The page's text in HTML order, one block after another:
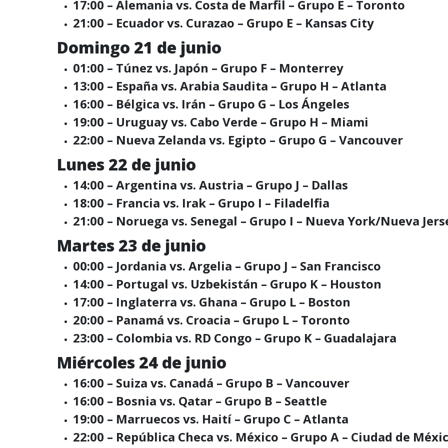
17:00 – Alemania vs. Costa de Marfil – Grupo E – Toronto
21:00 – Ecuador vs. Curazao – Grupo E – Kansas City
Domingo 21 de junio
01:00 – Túnez vs. Japón – Grupo F – Monterrey
13:00 – España vs. Arabia Saudita – Grupo H – Atlanta
16:00 – Bélgica vs. Irán – Grupo G – Los Ángeles
19:00 – Uruguay vs. Cabo Verde – Grupo H – Miami
22:00 – Nueva Zelanda vs. Egipto – Grupo G – Vancouver
Lunes 22 de junio
14:00 – Argentina vs. Austria – Grupo J – Dallas
18:00 – Francia vs. Irak – Grupo I – Filadelfia
21:00 – Noruega vs. Senegal – Grupo I – Nueva York/Nueva
Martes 23 de junio
00:00 – Jordania vs. Argelia – Grupo J – San Francisco
14:00 – Portugal vs. Uzbekistán – Grupo K – Houston
17:00 – Inglaterra vs. Ghana – Grupo L – Boston
20:00 – Panamá vs. Croacia – Grupo L – Toronto
23:00 – Colombia vs. RD Congo – Grupo K – Guadalajara
Miércoles 24 de junio
16:00 – Suiza vs. Canadá – Grupo B – Vancouver
16:00 – Bosnia vs. Qatar – Grupo B – Seattle
19:00 – Marruecos vs. Haití – Grupo C – Atlanta
22:00 – República Checa vs. México – Grupo A – Ciudad de